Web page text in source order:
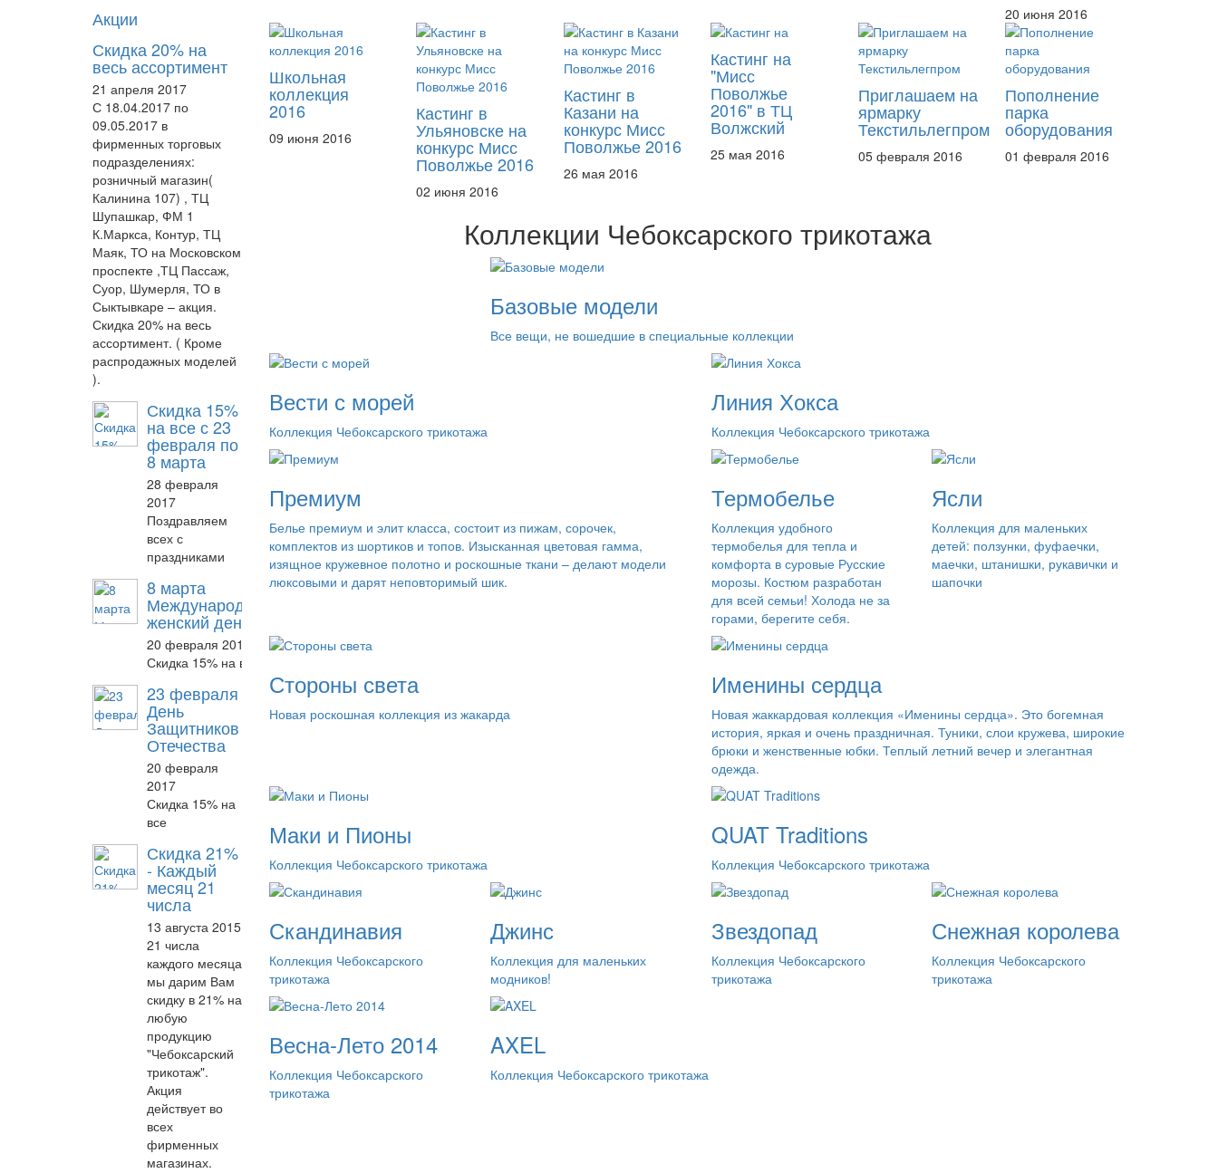
Акции
Скидка 20% на
весь ассортимент
21 апреля 2017
С 18.04.2017 по
09.05.2017 в
фирменных торговых
подразделениях:
розничный магазин(
Калинина 107) , ТЦ
Шупашкар, ФМ 1
К.Маркса, Контур, ТЦ
Маяк, ТО на Московском
проспекте ,ТЦ Пассаж,
Суор, Шумерля, ТО в
Сыктывкаре – акция.
Скидка 20% на весь
ассортимент. ( Кроме
распродажных моделей
).
Скидка 15%
на все с 23
февраля по
8 марта
28 февраля
2017
Поздравляем
всех с
праздниками
8 марта
Международный
женский день
20 февраля 2017
Скидка 15% на все
23 февраля
День
Защитников
Отечества
20 февраля
2017
Скидка 15% на
все
Скидка 21%
- Каждый
месяц 21
числа
13 августа 2015
21 числа
каждого месяца
мы дарим Вам
скидку в 21% на
любую
продукцию
"Чебоксарский
трикотаж".
Акция
действует во
всех
фирменных
магазинах.
20 июня 2016
Школьная
коллекция
2016
09 июня 2016
Кастинг в
Ульяновске на
конкурс Мисс
Поволжье 2016
02 июня 2016
Кастинг в
Казани на
конкурс Мисс
Поволжье 2016
26 мая 2016
Кастинг на
"Мисс
Поволжье
2016" в ТЦ
Волжский
25 мая 2016
Приглашаем на
ярмарку
Текстильлегпром
05 февраля 2016
Пополнение
парка
оборудования
01 февраля 2016
Коллекции Чебоксарского трикотажа
Базовые модели
Все вещи, не вошедшие в специальные коллекции
Вести с морей
Коллекция Чебоксарского трикотажа
Линия Хокса
Коллекция Чебоксарского трикотажа
Премиум
Белье премиум и элит класса, состоит из пижам, сорочек,
комплектов из шортиков и топов. Изысканная цветовая гамма,
изящное кружевное полотно и роскошные ткани – делают модели
люксовыми и дарят неповторимый шик.
Термобелье
Коллекция удобного
термобелья для тепла и
комфорта в суровые Русские
морозы. Костюм разработан
для всей семьи! Холода не за
горами, берегите себя.
Ясли
Коллекция для маленьких
детей: ползунки, фуфаечки,
маечки, штанишки, рукавички и
шапочки
Стороны света
Новая роскошная коллекция из жакарда
Именины сердца
Новая жаккардовая коллекция «Именины сердца». Это богемная
история, яркая и очень праздничная. Туники, слои кружева, широкие
брюки и женственные юбки. Теплый летний вечер и элегантная
одежда.
Маки и Пионы
Коллекция Чебоксарского трикотажа
QUAT Traditions
Коллекция Чебоксарского трикотажа
Скандинавия
Коллекция Чебоксарского
трикотажа
Джинс
Коллекция для маленьких
модников!
Звездопад
Коллекция Чебоксарского
трикотажа
Снежная королева
Коллекция Чебоксарского
трикотажа
Весна-Лето 2014
Коллекция Чебоксарского
трикотажа
AXEL
Коллекция Чебоксарского трикотажа